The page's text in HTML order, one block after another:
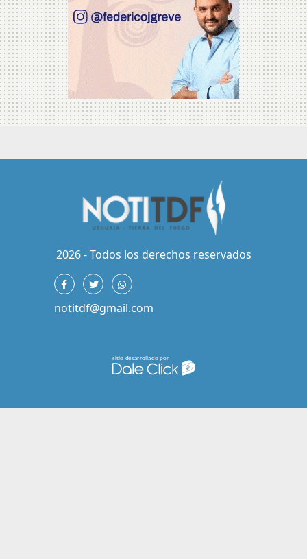
2026 - Todos los derechos reservados
notitdf@gmail.com